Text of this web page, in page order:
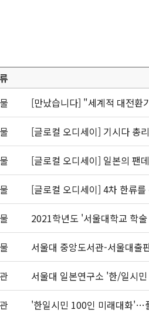
[만났습니다] "세계적 대전환
[글로컬 오디세이] 기시다 총
[글로컬 오디세이] 일본의 팬
[글로컬 오디세이] 4차 한류
2021학년도 '서울대학교 학
서울대 중앙도서관-서울대출
서울대 일본연구소 '한/일시
'한일시민 100인 미래대화'…